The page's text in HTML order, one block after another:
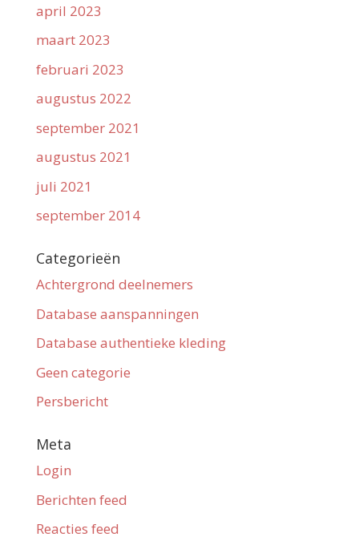
april 2023
maart 2023
februari 2023
augustus 2022
september 2021
augustus 2021
juli 2021
september 2014
Categorieën
Achtergrond deelnemers
Database aanspanningen
Database authentieke kleding
Geen categorie
Persbericht
Meta
Login
Berichten feed
Reacties feed